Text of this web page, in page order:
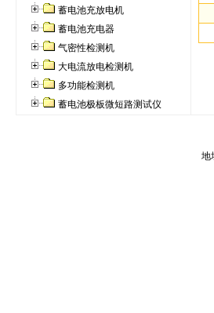
蓄电池充放电机
蓄电池充电器
气密性检测机
大电流放电检测机
多功能检测机
蓄电池极板微短路测试仪
地